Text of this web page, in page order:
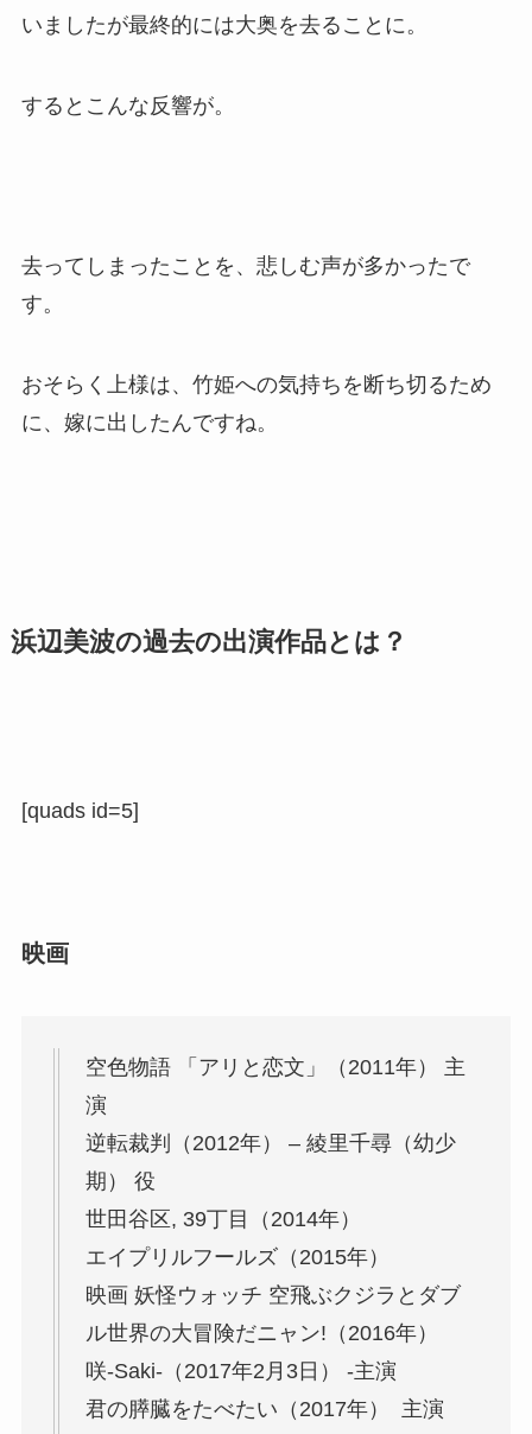
いましたが最終的には大奥を去ることに。
するとこんな反響が。
去ってしまったことを、悲しむ声が多かったで
す。
おそらく上様は、竹姫への気持ちを断ち切るため
に、嫁に出したんですね。
浜辺美波の過去の出演作品とは？
[quads id=5]
映画
空色物語 「アリと恋文」（2011年） 主
演
逆転裁判（2012年） – 綾里千尋（幼少
期） 役
世田谷区, 39丁目（2014年）
エイプリルフールズ（2015年）
映画 妖怪ウォッチ 空飛ぶクジラとダブ
ル世界の大冒険だニャン!（2016年）
咲-Saki-（2017年2月3日） -主演
君の膵臓をたべたい（2017年） 主演